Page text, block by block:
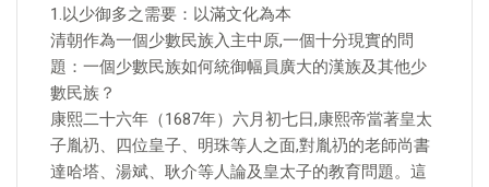
1.以少御多之需要：以滿文化為本
清朝作為一個少數民族入主中原,一個十分現實的問
題：一個少數民族如何統御幅員廣大的漢族及其他少
數民族？
康熙二十六年（1687年）六月初七日,康熙帝當著皇太
子胤礽、四位皇子、明珠等人之面,對胤礽的老師尚書
達哈塔、湯斌、耿介等人論及皇太子的教育問題。這